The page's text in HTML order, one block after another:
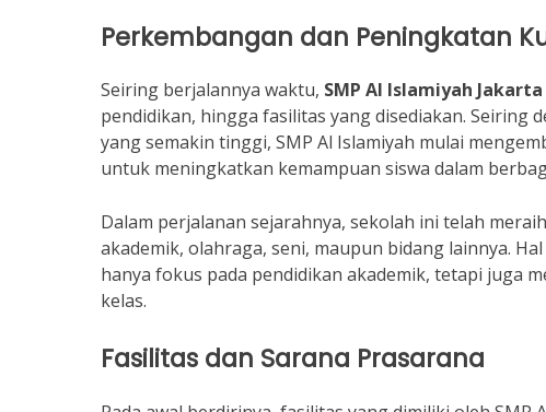
Perkembangan dan Peningkatan
Seiring berjalannya waktu, SMP Al Islamiyah Jakarta
pendidikan, hingga fasilitas yang disediakan. Seiring
yang semakin tinggi, SMP Al Islamiyah mulai
untuk meningkatkan kemampuan siswa dalam
Dalam perjalanan sejarahnya, sekolah ini telah
akademik, olahraga, seni, maupun bidang lainnya.
hanya fokus pada pendidikan akademik, tetapi juga
kelas.
Fasilitas dan Sarana Prasarana